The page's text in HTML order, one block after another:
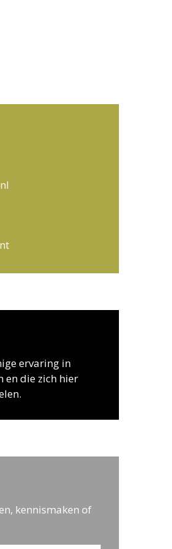
ervaring in
en die zich hier
kennismaken of